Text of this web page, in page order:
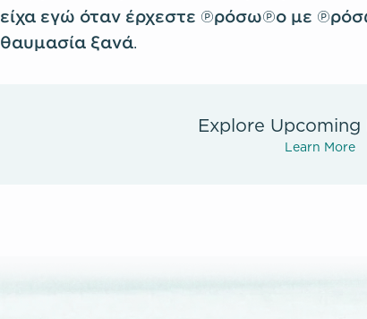
είχα εγώ όταν έρχεστε πρόσωπο με
θαυμασία ξανά.
Explore Upcoming
Learn More